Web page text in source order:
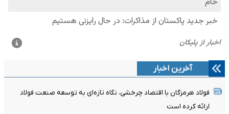
آخرین اخبار
فولاد هرمزگان با اقتصاد چرخشی، نگاه تازه‌ای به توسعه صنعت فولاد
ارائه کرده است